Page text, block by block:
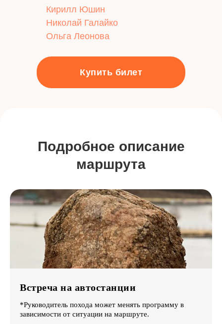
Купить билет
Кирилл Юшин
Николай Галайко
Ольга Леонова
Подробное описание
маршрута
Встреча на автостанции
*Руководитель похода может менять программу в
зависимости от ситуации на маршруте.